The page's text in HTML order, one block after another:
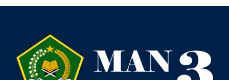
Facebook
YouTube
Instagram